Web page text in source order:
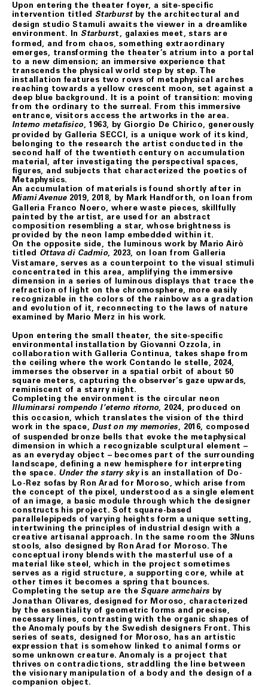
Upon entering the theater foyer, a site-speciﬁc
intervention titled
Starburstby the architectural and
design studio Stamuli awaits the viewer in a dreamlike
environment. In Starburst, galaxies meet, stars are
formed, and from chaos, something extraordinary
emerges, transforming the theater’s atrium into a portal
to a new dimension; an immersive experience that
transcends the physical world step by step. The
installation features two rows of metaphysical arches
reaching towards a yellow crescent moon, set against a
deep blue background. It is a point of transition: moving
from the ordinary to the surreal. From this immersive
entrance, visitors access the artworks in the area.
Interno metaﬁsico, 1963, by Giorgio De Chirico, generously
provided by Galleria SECCI, is a unique work of its kind,
belonging to the research the artist conducted in the
second half of the twentieth century on accumulation
material, after investigating the perspectival spaces,
ﬁgures, and subjects that characterized the poetics of
Metaphysics.
An accumulation of materials is found shortly after in
Miami Avenue2019, 2018, by Mark Handforth, on loan from
Galleria Franco Noero, where waste pieces, skillfully
painted by the artist, are used for an abstract
composition resembling a star, whose brightness is
provided by the neon lamp embedded within it.
On the opposite side, the luminous work by Mario Airò
titled
Ottava di Cadmio, 2023, on loan from Galleria
Vistamare, serves as a counterpoint to the visual stimuli
concentrated in this area, amplifying the immersive
dimension in a series of luminous displays that trace the
refraction of light on the chromosphere, more easily
recognizable in the colors of the rainbow as a gradation
and evolution of it, reconnecting to the laws of nature
examined by Mario Merz in his work.
Upon entering the small theater, the site-speciﬁc
environmental installation by Giovanni Ozzola, in
collaboration with Galleria Continua, takes shape from
the ceiling where the work Contando le stelle, 2024,
immerses the observer in a spatial orbit of about 50
square meters, capturing the observer’s gaze upwards,
reminiscent of a starry night.
Completing the environment is the circular neon
Illuminarsi rompendo l’eterno ritorno, 2024, produced on
this occasion, which translates the vision of the third
work in the space,
Dust on my memories
, 2016, composed
of suspended bronze bells that evoke the metaphysical
dimension in which a recognizable sculptural element –
as an everyday object – becomes part of the surrounding
landscape, deﬁning a new hemisphere for interpreting
the space. Under the starry skyis an installation of Do-
Lo-Rez sofas by Ron Arad for Moroso, which arise from
the concept of the pixel, understood as a single element
of an image, a basic module through which the designer
constructs his project. Soft square-based
parallelepipeds of varying heights form a unique setting,
intertwining the principles of industrial design with a
creative artisanal approach. In the same room the 3Nuns
stools, also designed by Ron Arad for Moroso. The
conceptual irony blends with the masterful use of a
material like steel, which in the project sometimes
serves as a rigid structure, a supporting core, while at
other times it becomes a spring that bounces.
Completing the setup are the Square armchairs
by
Jonathan Olivares, designed for Moroso, characterized
by the essentiality of geometric forms and precise,
necessary lines, contrasting with the organic shapes of
the Anomaly poufs by the Swedish designers Front. This
series of seats, designed for Moroso, has an artistic
expression that is somehow linked to animal forms or
some unknown creature. Anomaly is a project that
thrives on contradictions, straddling the line between
the visionary manipulation of a body and the design of a
companion object.